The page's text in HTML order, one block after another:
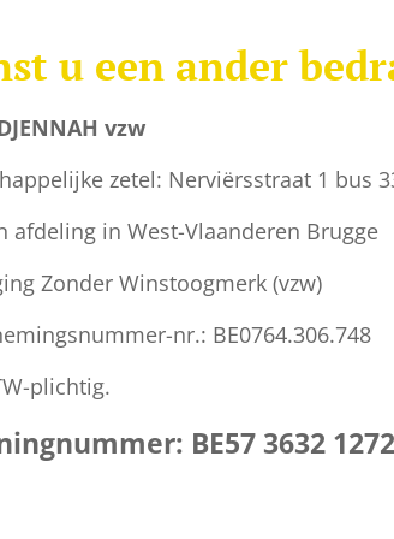
u een ander
vzw
zetel: Nerviërsstraat 1 bus
afdeling in West-Vlaanderen Brugge
Zonder Winstoogmerk (vzw)
nr.: BE0764.306.748
plichtig.
BE57 3632